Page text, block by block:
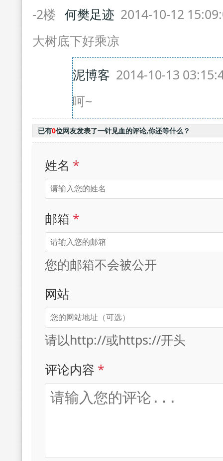
-2楼 何樊足迹 2014-10-12
大树底下好乘凉
泥博客 2014-10-13
呵~
已有0位网友发表了一针见血的评论,你还等什么？
姓名 *
邮箱 *
您的邮箱不会被公开
网站
请以http://或https://开头
评论内容 *